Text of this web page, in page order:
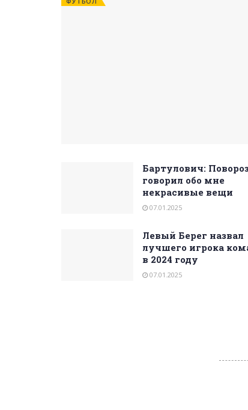
Бартулович:
говорил обо мне
некрасивые вещи
07.01.2025
Левый Берег назвал
лучшего игрока
в 2024 году
07.01.2025